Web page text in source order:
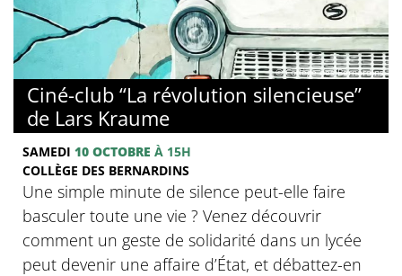
© Collège des Bernardins
Ciné-club “La révolution silencieuse”
de Lars Kraume
SAMEDI 10 OCTOBRE À 15H
COLLÈGE DES BERNARDINS
Une simple minute de silence peut-elle faire
basculer toute une vie ? Venez découvrir
comment un geste de solidarité dans un lycée
peut devenir une affaire d’État, et débattez-en